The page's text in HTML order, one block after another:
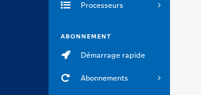
Processeurs
ABONNEMENT
Démarrage rapide
Abonnements